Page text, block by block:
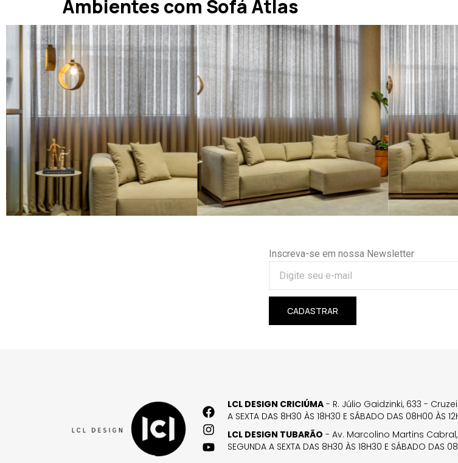
Ambientes com Sofá Atlas
Inscreva-se em nossa Newsletter
CADASTRAR
LCL DESIGN CRICIÚMA - R. Júlio Gaidzinki, 633 -
A SEXTA DAS 8H30 ÀS 18H30 E SÁBADO DAS 08H00 ÀS
LCL DESIGN TUBARÃO - Av. Marcolino Martins
SEGUNDA A SEXTA DAS 8H30 ÀS 18H30 E SÁBADO DAS